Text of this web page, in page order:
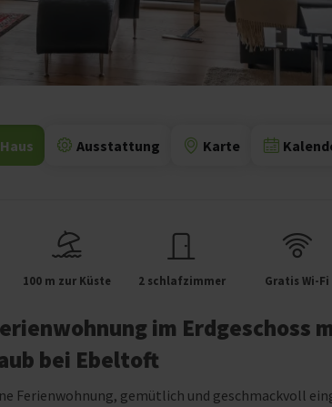
Ausstattung Karte
100 m zur Küste 2 schlafzimmer Gratis Wi-Fi
im Erdgeschoss
bei Ebeltoft
Ferienwohnung, gemütlich und geschmackvoll